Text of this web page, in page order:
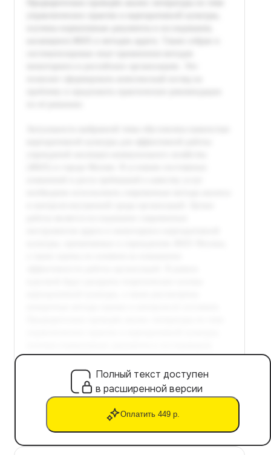
Полный текст доступен
в расширенной версии
Оплатить 449 р.